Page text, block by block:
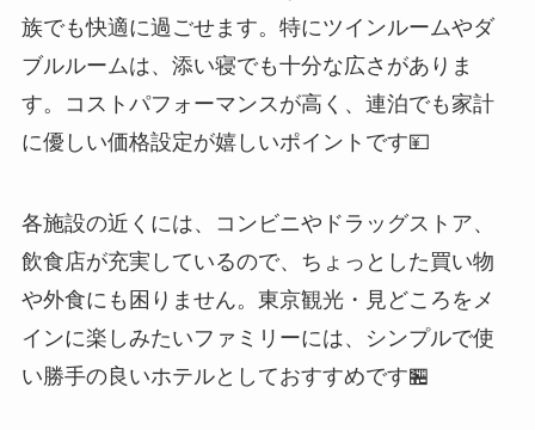
族でも快適に過ごせます。特にツインルームやダ
ブルルームは、添い寝でも十分な広さがありま
す。コストパフォーマンスが高く、連泊でも家計
に優しい価格設定が嬉しいポイントです💴
各施設の近くには、コンビニやドラッグストア、
飲食店が充実しているので、ちょっとした買い物
や外食にも困りません。東京観光・見どころをメ
インに楽しみたいファミリーには、シンプルで使
い勝手の良いホテルとしておすすめです🏪